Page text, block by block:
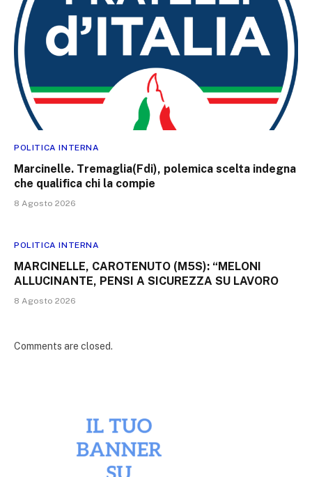
POLITICA INTERNA
Marcinelle. Tremaglia(Fdi), polemica scelta indegna
che qualifica chi la compie
8 Agosto 2026
POLITICA INTERNA
MARCINELLE, CAROTENUTO (M5S): “MELONI
ALLUCINANTE, PENSI A SICUREZZA SU LAVORO
8 Agosto 2026
Comments are closed.